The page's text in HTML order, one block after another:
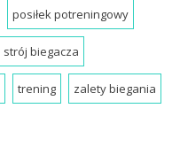
posiłek potreningowy
strój biegacza
trening zalety biegania